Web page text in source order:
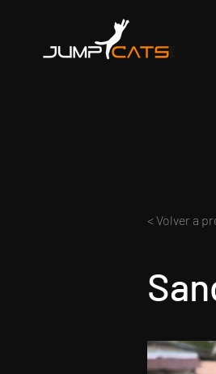
< Volver a